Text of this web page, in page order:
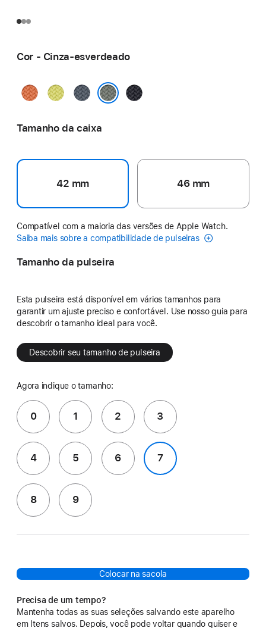
Cor - Cinza-esverdeado
CúrcumaAmarelo-
Azul-
âncora
Meia-
Tamanho da caixa
42 mm 46 mm
Compatível com a maioria das versões de Apple Watch.
Saiba mais sobre a compatibilidade de pulseiras
Tamanho da pulseira
Esta pulseira está disponível em vários tamanhos para
garantir um ajuste preciso e confortável. Use nosso guia para
descobrir o tamanho ideal para você.
Descobrir seu tamanho de pulseira
Agora indique o tamanho:
0 1 2 3
4 5 6 7
8 9
Colocar na sacola
Precisa de um tempo?
Mantenha todas as suas seleções salvando este aparelho
em Itens salvos. Depois, você pode voltar quando quiser e